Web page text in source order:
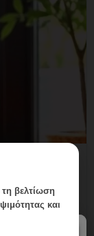
Διάκριση;
βελτίωση
και